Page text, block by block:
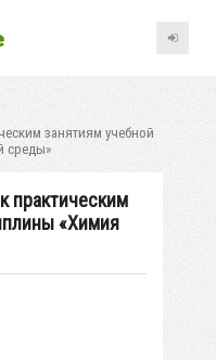
занятиям учебной
среды»
практическим
«Химия